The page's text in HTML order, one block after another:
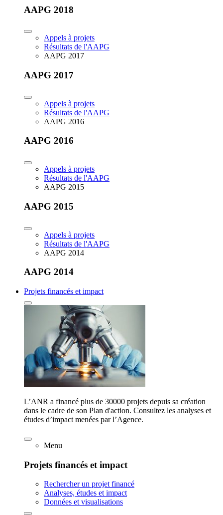
AAPG 2018
Appels à projets
Résultats de l'AAPG
AAPG 2017
AAPG 2017
Appels à projets
Résultats de l'AAPG
AAPG 2016
AAPG 2016
Appels à projets
Résultats de l'AAPG
AAPG 2015
AAPG 2015
Appels à projets
Résultats de l'AAPG
AAPG 2014
AAPG 2014
Projets financés et impact
L’ANR a financé plus de 30000 projets depuis sa création
dans le cadre de son Plan d'action. Consultez les analyses et
études d’impact menées par l’Agence.
Menu
Projets financés et impact
Rechercher un projet financé
Analyses, études et impact
Données et visualisations